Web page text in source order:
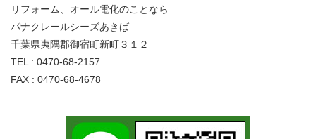
リフォーム、オール電化のことなら
パナクレールシーズあきば
千葉県夷隅郡御宿町新町３１２
TEL : 0470-68-2157
FAX : 0470-68-4678